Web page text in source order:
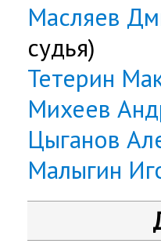
Масляев
судья)
Тетерин
Михеев
Цыганов
Малыгин